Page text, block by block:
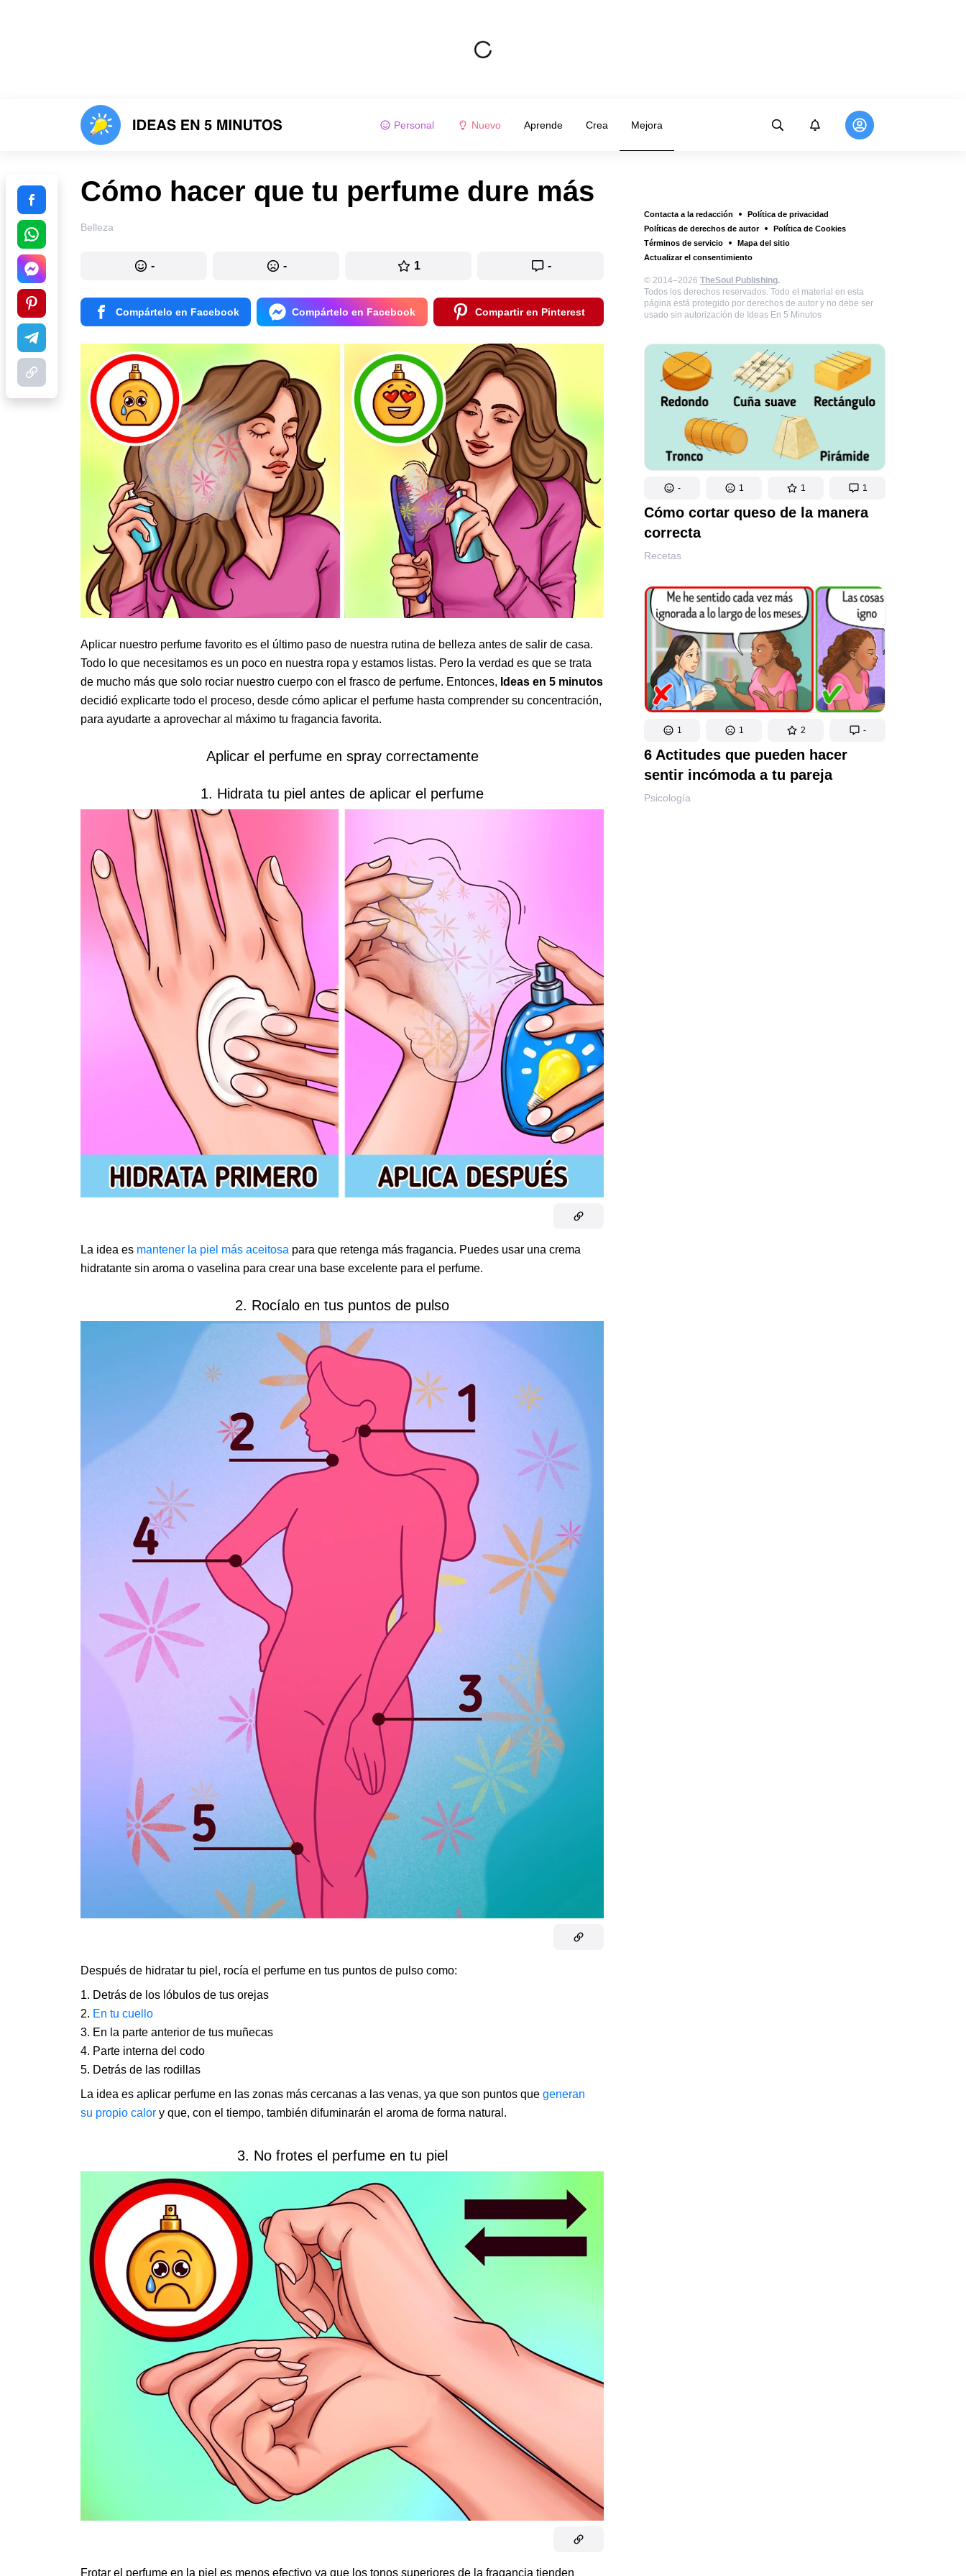
Personal Nuevo Aprende Crea Mejora
Contacta a la redacción
Política de privacidad
Políticas de derechos de autor
Política de Cookies
Términos de servicio
Mapa del sitio
Actualizar el consentimiento
© 2014–2026 TheSoul Publishing.
Todos los derechos reservados. Todo el material en esta
página está protegido por derechos de autor y no debe ser
usado sin autorización de Ideas En 5 Minutos
- 1 1 1
Cómo cortar queso de la manera
correcta
Recetas
1 1 2 -
6 Actitudes que pueden hacer
sentir incómoda a tu pareja
Psicología
Cómo hacer que tu perfume dure más
Belleza
- - 1 -
Compártelo en Facebook Compártelo en Facebook Compartir en Pinterest
Aplicar nuestro perfume favorito es el último paso de nuestra rutina de belleza antes de salir de casa.
Todo lo que necesitamos es un poco en nuestra ropa y estamos listas. Pero la verdad es que se trata
de mucho más que solo rociar nuestro cuerpo con el frasco de perfume. Entonces, Ideas en 5 minutos
decidió explicarte todo el proceso, desde cómo aplicar el perfume hasta comprender su concentración,
para ayudarte a aprovechar al máximo tu fragancia favorita.
Aplicar el perfume en spray correctamente
1. Hidrata tu piel antes de aplicar el perfume
La idea es mantener la piel más aceitosa para que retenga más fragancia. Puedes usar una crema
hidratante sin aroma o vaselina para crear una base excelente para el perfume.
2. Rocíalo en tus puntos de pulso
Después de hidratar tu piel, rocía el perfume en tus puntos de pulso como:
Detrás de los lóbulos de tus orejas
En tu cuello
En la parte anterior de tus muñecas
Parte interna del codo
Detrás de las rodillas
La idea es aplicar perfume en las zonas más cercanas a las venas, ya que son puntos que generan
su propio calor y que, con el tiempo, también difuminarán el aroma de forma natural.
3. No frotes el perfume en tu piel
Frotar el perfume en la piel es menos efectivo ya que los tonos superiores de la fragancia tienden